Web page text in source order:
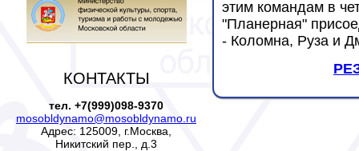
КОНТАКТЫ
тел. +7(999)098-9370
mosobldynamo@mosobldynamo.ru
Адрес: 125009, г.Москва,
Никитский пер., д.3
этим командам в
"Планерная"
- Коломна, Руза и